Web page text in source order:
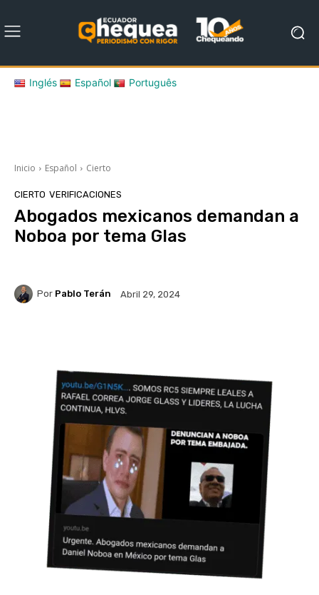
Inglés Español Português
Inicio Español Cierto
CIERTO VERIFICACIONES
Abogados mexicanos demandan a
Noboa por tema Glas
Por Pablo Terán Abril 29, 2024